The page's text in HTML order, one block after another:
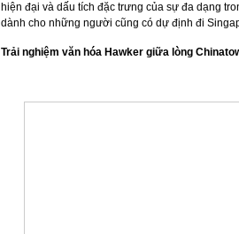
hiện đại và dấu tích đặc trưng của sự đa dạng
dành cho những người cũng có dự định đi
Trải nghiệm văn hóa Hawker giữa lòng